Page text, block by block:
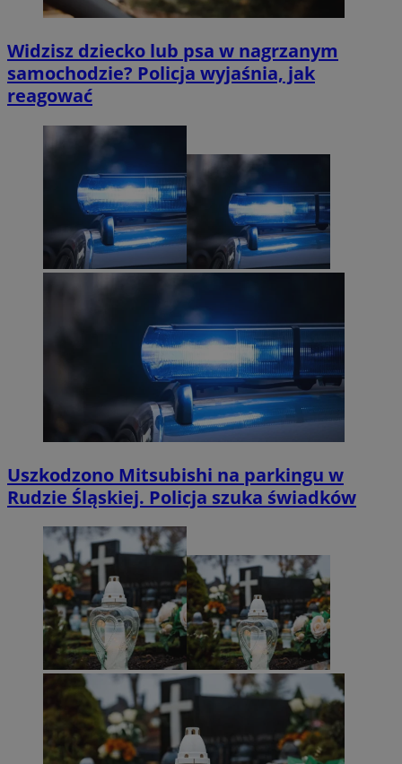
Widzisz dziecko lub psa w nagrzanym
samochodzie? Policja wyjaśnia, jak
reagować
Uszkodzono Mitsubishi na parkingu w
Rudzie Śląskiej. Policja szuka świadków